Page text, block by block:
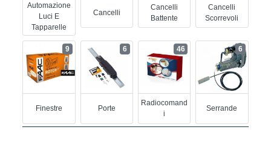
Automazione
Luci E
Tapparelle
Cancelli
Cancelli
Battente
Cancelli
Scorrevoli
Finestre
9
Porte
6
Radiocomand
I
46
Serrande
6